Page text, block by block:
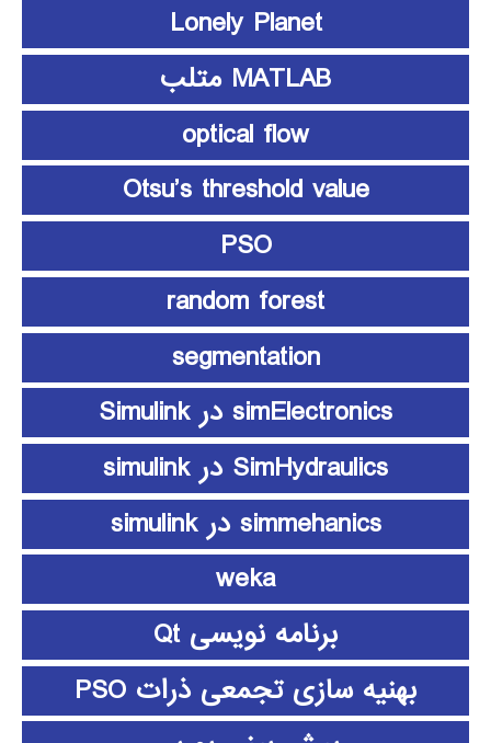
Lonely Planet
MATLAB متلب
optical flow
Otsu’s threshold value
PSO
random forest
segmentation
simElectronics در Simulink
SimHydraulics در simulink
simmehanics در simulink
weka
برنامه نویسی Qt
بهنیه سازی تجمعی ذرات PSO